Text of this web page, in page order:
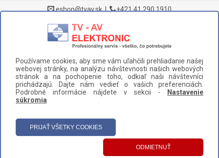
eshop@tvav.sk| +421 41 290 1910
DOMOV > NÁHRADNÉ DIELY A PRÍSLUŠENSTVO > VYSÁVAČE >
VRECKÁ A NÁDOBY > VRECKO SAMSUNG (DJ69-00420B)
UŽÍVATEĽSKÝ PANEL
KATEGÓRIE
Používame cookies, aby sme vám uľahčili prehliadanie našej
webovej stránky, na analýzu návštevnosti našich webových
stránok a na pochopenie toho, odkiaľ naši návštevníci
prichádzajú. Dajte nám vedieť o vašich preferenciách.
Podrobné informácie nájdete v sekcii -
Nastavenie
súkromia